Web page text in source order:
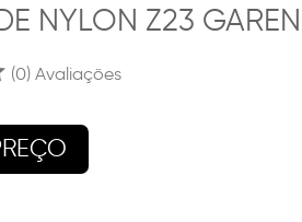
NYLON Z23 GAREN
(0) Avaliações